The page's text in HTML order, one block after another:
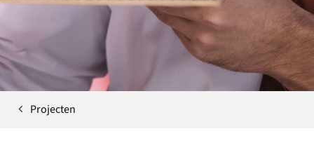
HomeProjecten